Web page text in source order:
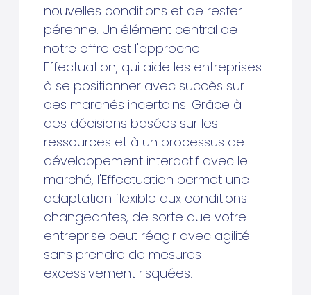
nouvelles conditions et de rester
pérenne. Un élément central de
notre offre est l'approche
Effectuation, qui aide les entreprises
à se positionner avec succès sur
des marchés incertains. Grâce à
des décisions basées sur les
ressources et à un processus de
développement interactif avec le
marché, l'Effectuation permet une
adaptation flexible aux conditions
changeantes, de sorte que votre
entreprise peut réagir avec agilité
sans prendre de mesures
excessivement risquées.